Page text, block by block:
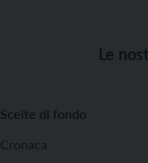
Le
Scelte di fondo
Cronaca